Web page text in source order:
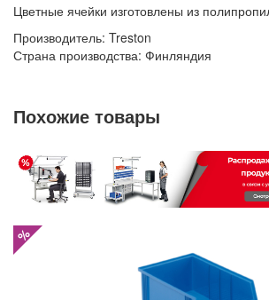
Цветные ячейки изготовлены из
Производитель: Treston
Страна производства: Финляндия
Похожие товары
%